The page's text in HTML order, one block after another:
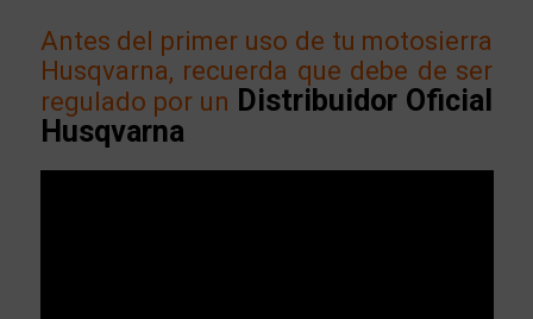
Antes del primer uso de tu motosierra
Husqvarna, recuerda que debe de ser
regulado por un Distribuidor Oficial
Husqvarna